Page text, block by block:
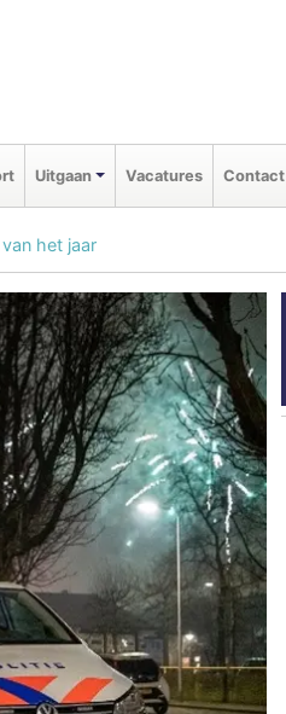
Uitgaan Vacatures Contact
het jaar